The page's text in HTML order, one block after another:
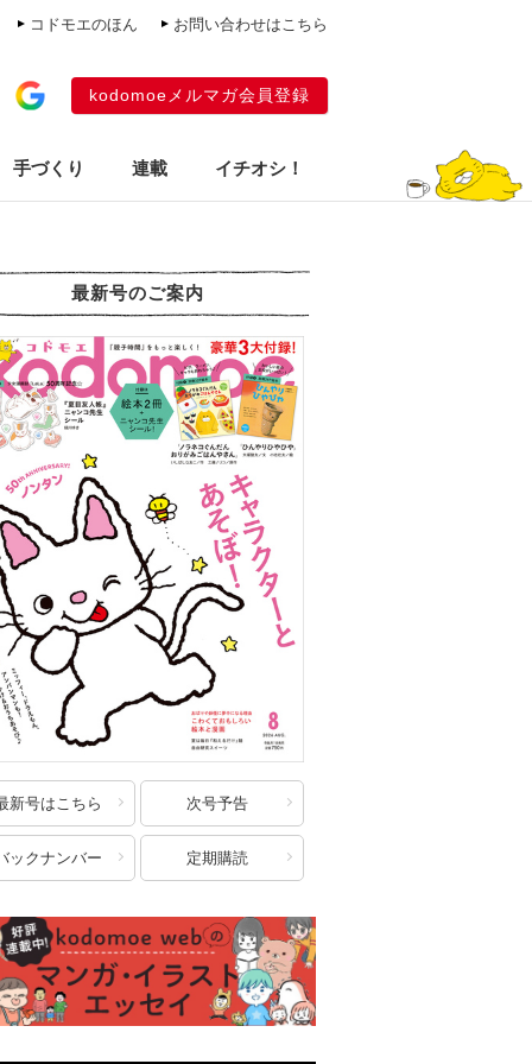
コドモエのほん お問い合わせはこちら
kodomoeメルマガ会員登録
手づくり 連載 イチオシ！
最新号のご案内
新号はこちら 次号予告
ックナンバー 定期購読